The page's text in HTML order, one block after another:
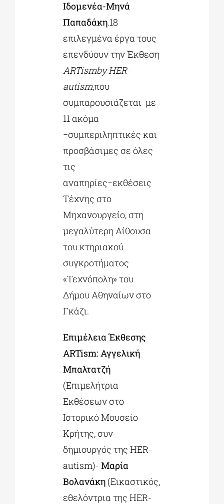
Ιδομενέα-Μηνά
Παπαδάκη.18
επιλεγμένα έργα τους
επενδύουν την Έκθεση
ARTismby HER-
autism,που
συμπαρουσιάζεται με
11 ακόμα
−συμπεριληπτικές και
προσβάσιμες σε όλες
τις
αναπηρίες−εκθέσεις
Τέχνης στο
Μηχανουργείο, στη
μεγαλύτερη Αίθουσα
του κτηριακού
συγκροτήματος
«Τεχνόπολη» του
Δήμου Αθηναίων στο
Γκάζι.
Επιμέλεια Έκθεσης
ARTism: Αγγελική
Μπαλτατζή
(Επιμελήτρια
Εκθέσεων στο
Ιστορικό Μουσείο
Κρήτης, συν-
δημιουργός της HER-
autism)- Μαρία
Βολανάκη(Εικαστικός,
εθελόντρια της HER-